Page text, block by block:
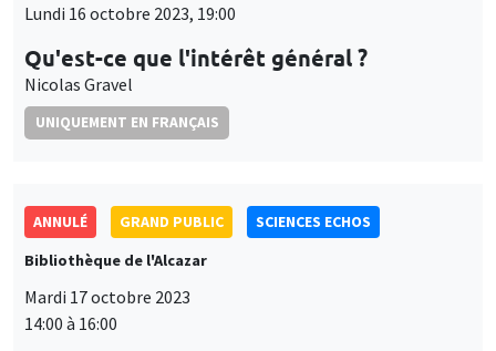
Lundi 16 octobre 2023, 19:00
Qu'est-ce que l'intérêt général ?
Nicolas Gravel
UNIQUEMENT EN FRANÇAIS
ANNULÉ GRAND PUBLIC
SCIENCES ECHOS
Bibliothèque de l'Alcazar
Mardi 17 octobre 2023
14:00 à 16:00